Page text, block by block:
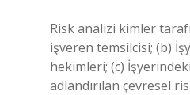
Risk analizi kimler
işveren temsilcisi; (b)
hekimleri; (c)
adlandırılan çevresel